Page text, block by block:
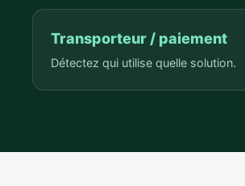
Transporteur / paiement
Détectez qui utilise quelle solution.